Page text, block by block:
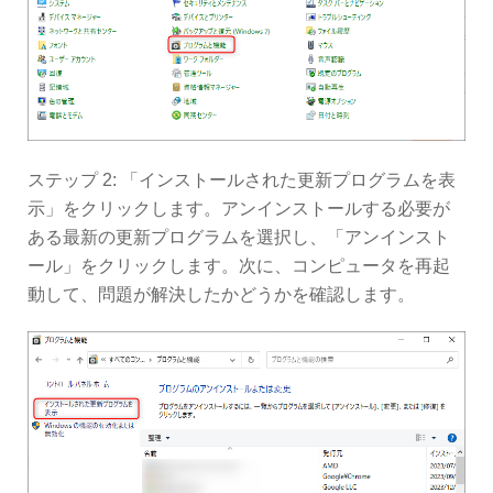
ステップ 2: 「インストールされた更新プログラムを表
示」をクリックします。アンインストールする必要が
ある最新の更新プログラムを選択し、「アンインスト
ール」をクリックします。次に、コンピュータを再起
動して、問題が解決したかどうかを確認します。